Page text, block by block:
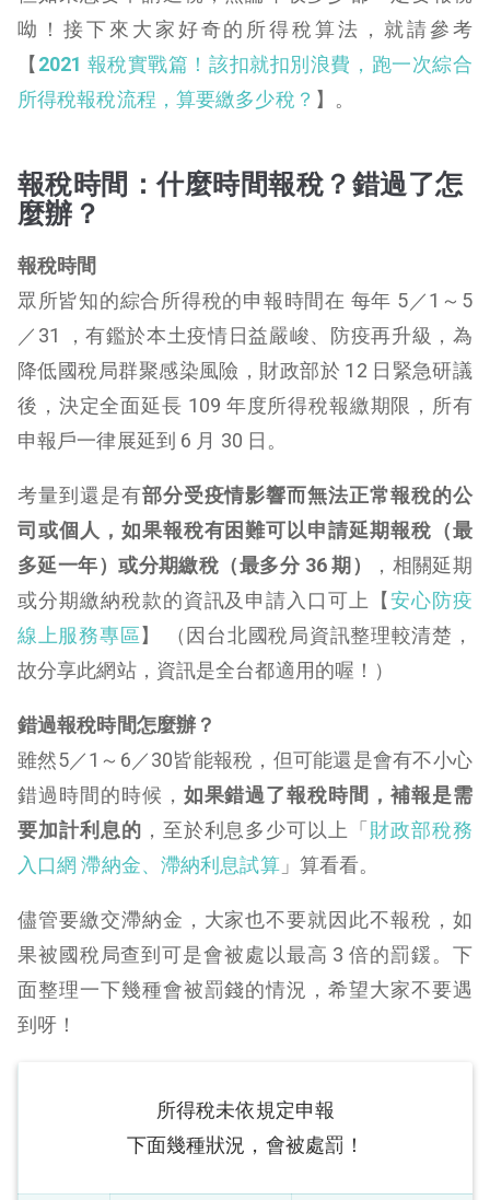
呦！接下來大家好奇的所得稅算法，就請參考
【 2021 報稅實戰篇！該扣就扣別浪費，跑一次綜合
所得稅報稅流程，算要繳多少稅？ 】 。
報稅時間：什麼時間報稅？錯過了怎
麼辦？
報稅時間
眾所皆知的綜合所得稅的申報時間在 每年 5／1～5
／31 ，有鑑於本土疫情日益嚴峻、防疫再升級，為
降低國稅局群聚感染風險，財政部於 12 日緊急研議
後，決定全面延長 109 年度所得稅報繳期限，所有
申報戶一律展延到 6 月 30 日。
考量到還是有部分受疫情影響而無法正常報稅的公
司或個人，如果報稅有困難可以申請延期報稅（最
多延一年）或分期繳稅（最多分 36 期）
，相關延期
或分期繳納稅款的資訊及申請入口可上【安心防疫
線上服務專區】 （因台北國稅局資訊整理較清楚，
故分享此網站，資訊是全台都適用的喔！）
錯過報稅時間怎麼辦？
雖然5／1～6／30皆能報稅，但可能還是會有不小心
錯過時間的時候， 如果錯過了報稅時間，補報是需
要加計利息的 ，至於利息多少可以上「 財政部稅務
入口網 滯納金、滯納利息試算」算看看。
儘管要繳交滯納金，大家也不要就因此不報稅，如
果被國稅局查到可是會被處以最高 3 倍的罰鍰。下
面整理一下幾種會被罰錢的情況，希望大家不要遇
到呀！
所得稅未依規定申報
下面幾種狀況，會被處罰！